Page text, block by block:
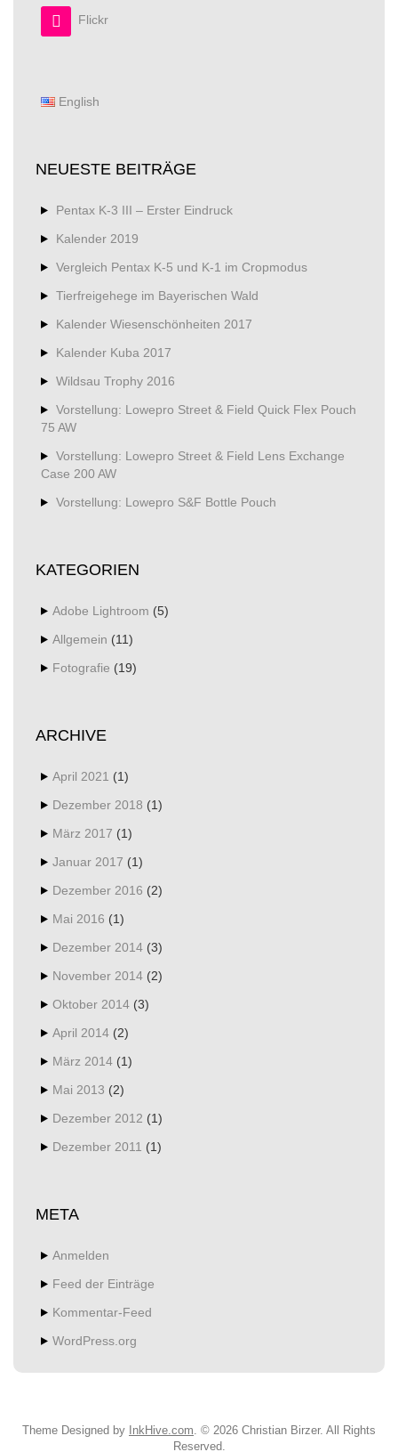
Flickr
English
NEUESTE BEITRÄGE
Pentax K-3 III – Erster Eindruck
Kalender 2019
Vergleich Pentax K-5 und K-1 im Cropmodus
Tierfreigehege im Bayerischen Wald
Kalender Wiesenschönheiten 2017
Kalender Kuba 2017
Wildsau Trophy 2016
Vorstellung: Lowepro Street & Field Quick Flex Pouch
75 AW
Vorstellung: Lowepro Street & Field Lens Exchange
Case 200 AW
Vorstellung: Lowepro S&F Bottle Pouch
KATEGORIEN
Adobe Lightroom (5)
Allgemein (11)
Fotografie (19)
ARCHIVE
April 2021 (1)
Dezember 2018 (1)
März 2017 (1)
Januar 2017 (1)
Dezember 2016 (2)
Mai 2016 (1)
Dezember 2014 (3)
November 2014 (2)
Oktober 2014 (3)
April 2014 (2)
März 2014 (1)
Mai 2013 (2)
Dezember 2012 (1)
Dezember 2011 (1)
META
Anmelden
Feed der Einträge
Kommentar-Feed
WordPress.org
Theme Designed by InkHive.com © 2026 Christian Birzer. All Rights
Reserved.